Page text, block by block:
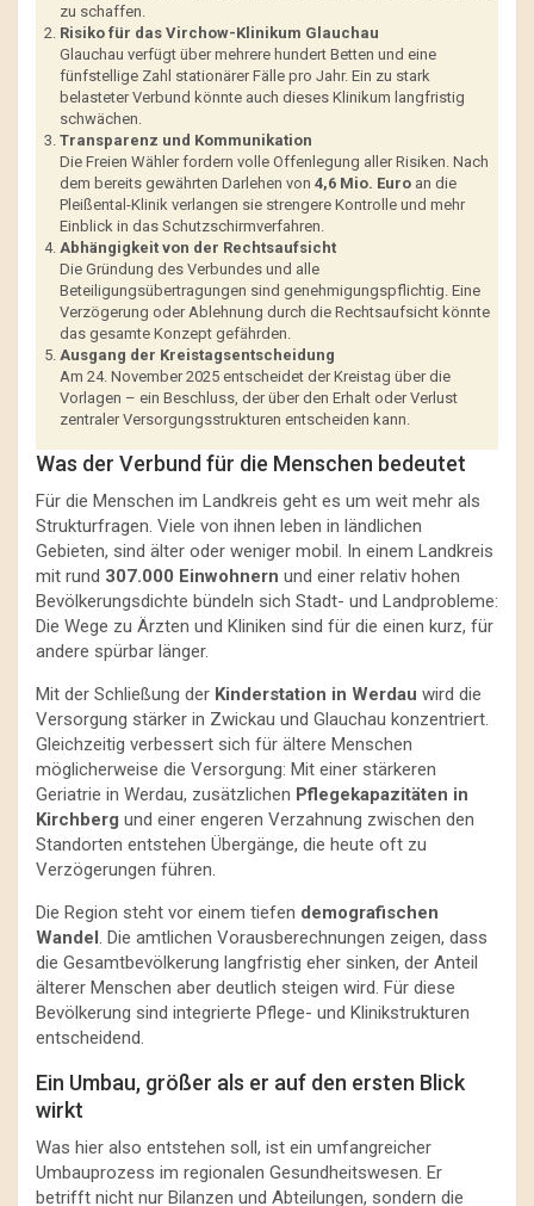
zu schaffen.
Risiko für das Virchow-Klinikum Glauchau
Glauchau verfügt über mehrere hundert Betten und eine
fünfstellige Zahl stationärer Fälle pro Jahr. Ein zu stark
belasteter Verbund könnte auch dieses Klinikum langfristig
schwächen.
Transparenz und Kommunikation
Die Freien Wähler fordern volle Offenlegung aller Risiken. Nach
dem bereits gewährten Darlehen von 4,6 Mio. Euro an die
Pleißental-Klinik verlangen sie strengere Kontrolle und mehr
Einblick in das Schutzschirmverfahren.
Abhängigkeit von der Rechtsaufsicht
Die Gründung des Verbundes und alle
Beteiligungsübertragungen sind genehmigungspflichtig. Eine
Verzögerung oder Ablehnung durch die Rechtsaufsicht könnte
das gesamte Konzept gefährden.
Ausgang der Kreistagsentscheidung
Am 24. November 2025 entscheidet der Kreistag über die
Vorlagen – ein Beschluss, der über den Erhalt oder Verlust
zentraler Versorgungsstrukturen entscheiden kann.
Was der Verbund für die Menschen bedeutet
Für die Menschen im Landkreis geht es um weit mehr als
Strukturfragen. Viele von ihnen leben in ländlichen
Gebieten, sind älter oder weniger mobil. In einem Landkreis
mit rund 307.000 Einwohnern und einer relativ hohen
Bevölkerungsdichte bündeln sich Stadt- und Landprobleme:
Die Wege zu Ärzten und Kliniken sind für die einen kurz, für
andere spürbar länger.
Mit der Schließung der Kinderstation in Werdau wird die
Versorgung stärker in Zwickau und Glauchau konzentriert.
Gleichzeitig verbessert sich für ältere Menschen
möglicherweise die Versorgung: Mit einer stärkeren
Geriatrie in Werdau, zusätzlichen Pflegekapazitäten in
Kirchberg und einer engeren Verzahnung zwischen den
Standorten entstehen Übergänge, die heute oft zu
Verzögerungen führen.
Die Region steht vor einem tiefen demografischen
Wandel. Die amtlichen Vorausberechnungen zeigen, dass
die Gesamtbevölkerung langfristig eher sinken, der Anteil
älterer Menschen aber deutlich steigen wird. Für diese
Bevölkerung sind integrierte Pflege- und Klinikstrukturen
entscheidend.
Ein Umbau, größer als er auf den ersten Blick
wirkt
Was hier also entstehen soll, ist ein umfangreicher
Umbauprozess im regionalen Gesundheitswesen. Er
betrifft nicht nur Bilanzen und Abteilungen, sondern die